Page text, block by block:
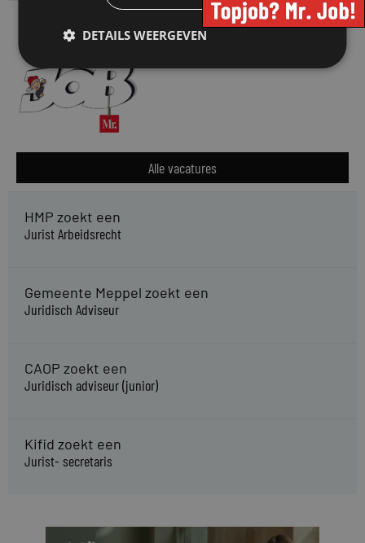
Alle vacatures
HMP zoekt een
Jurist Arbeidsrecht
Gemeente Meppel zoekt een
Juridisch Adviseur
CAOP zoekt een
Juridisch adviseur (junior)
Kifid zoekt een
Jurist- secretaris
DETAILS WEERGEVEN